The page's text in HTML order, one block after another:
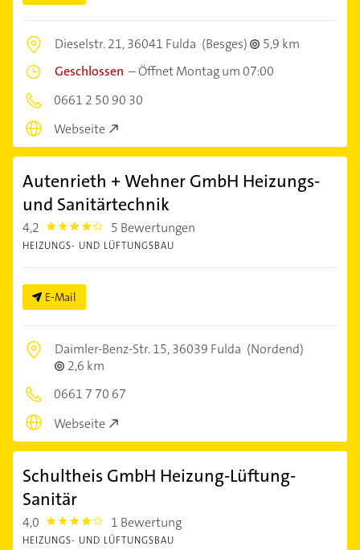
Dieselstr. 21,36041 Fulda (Besges)
5,9 km
Geschlossen –Öffnet Montag um 07:00
0661 2 50 90 30
Webseite
Autenrieth + Wehner GmbH Heizungs-
und Sanitärtechnik
4,2 4.2000003 5 Bewertungen
HEIZUNGS- UND LÜFTUNGSBAU
E-Mail
Daimler-Benz-Str. 15,36039 Fulda (Nordend)
2,6 km
0661 7 70 67
Webseite
Schultheis GmbH Heizung-Lüftung-
Sanitär
4,0 4.0 1 Bewertung
HEIZUNGS- UND LÜFTUNGSBAU